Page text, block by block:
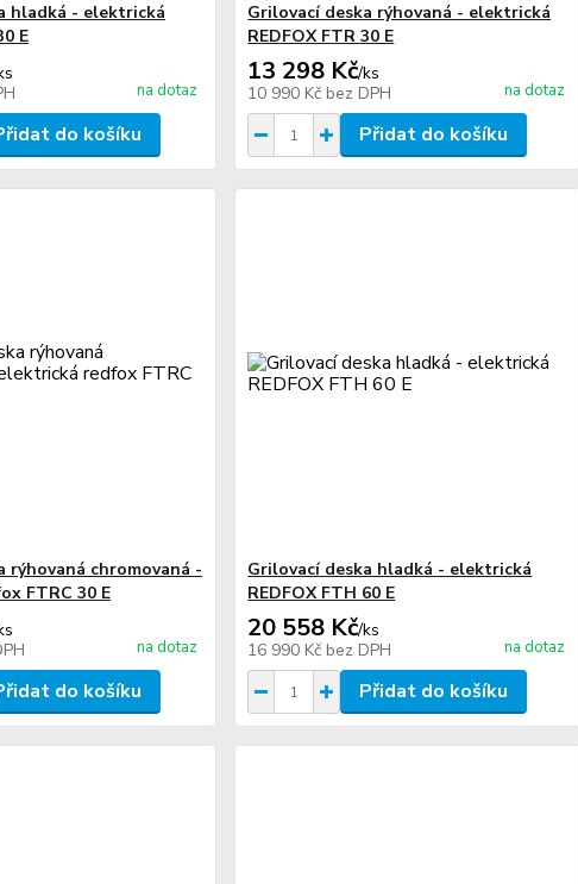
hladká - elektrická
E
na dotaz
do košíku
Grilovací deska rýhovaná - elektrická
REDFOX FTR 30 E
13 298 Kč/ks
10 990 Kč bez DPH na dotaz
Přidat do košíku
rýhovaná chromovaná -
FTRC 30 E
na dotaz
do košíku
Grilovací deska hladká - elektrická
REDFOX FTH 60 E
20 558 Kč/ks
16 990 Kč bez DPH na dotaz
Přidat do košíku